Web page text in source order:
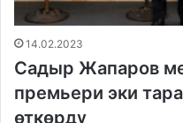
14.02.2023
Садыр Жапаров
премьери эки
өткөрдү